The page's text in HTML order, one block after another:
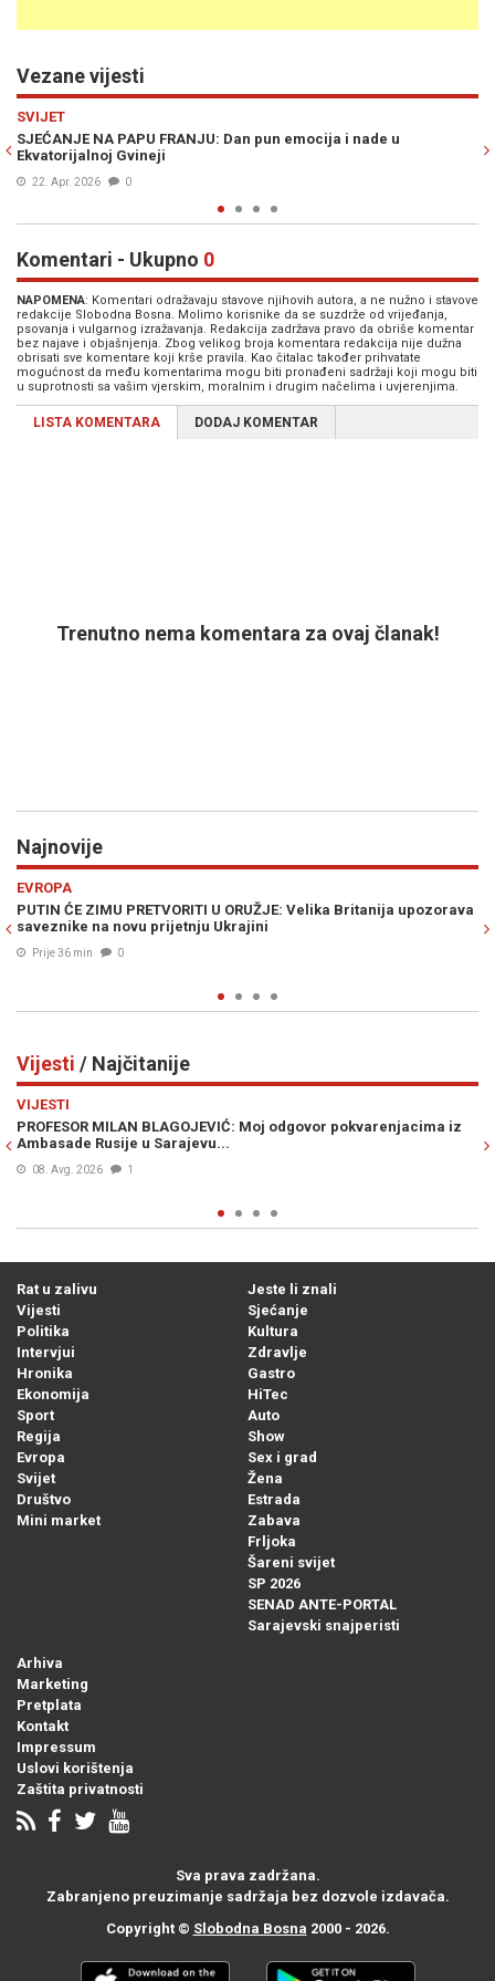
Vezane vijesti
REKORDNA PRODAJA: Fotoaparat pape Franja prodat za 6,5
miliona eura
23. Nov. 2025
Komentari - Ukupno 0
NAPOMENA: Komentari odražavaju stavove njihovih autora, a ne nužno i stavove
redakcije Slobodna Bosna. Molimo korisnike da se suzdrže od vrijeđanja,
psovanja i vulgarnog izražavanja. Redakcija zadržava pravo da obriše komentar
bez najave i objašnjenja. Zbog velikog broja komentara redakcija nije dužna
obrisati sve komentare koji krše pravila. Kao čitalac također prihvatate
mogućnost da među komentarima mogu biti pronađeni sadržaji koji mogu biti
u suprotnosti sa vašim vjerskim, moralnim i drugim načelima i uvjerenjima.
LISTA KOMENTARA DODAJ KOMENTAR
Trenutno nema komentara za ovaj članak!
Najnovije
upozorava SELAK RASPUDIĆ ŽESTOKO UDARILA NA PLENKOVIĆA: "Ovo
trenutak kada cijela Vlada treba pasti!"
Prije 47 min
Vijesti / Najčitanije
iz
ŠOK NA GRANICI: Ponesete li ovo voće u Hrvatsku, prijeti
kazna od nevjerovatnih 13.000 eura
07. Avg. 2026
Rat u zalivu
Vijesti
Politika
Intervjui
Hronika
Ekonomija
Sport
Regija
Evropa
Svijet
Društvo
Mini market
Jeste li znali
Sjećanje
Kultura
Zdravlje
Gastro
HiTec
Auto
Show
Sex i grad
Žena
Estrada
Zabava
Frljoka
Šareni svijet
SP 2026
SENAD ANTE-PORTAL
Sarajevski snajperisti
Arhiva
Marketing
Pretplata
Kontakt
Impressum
Uslovi korištenja
Zaštita privatnosti
Sva prava zadržana.
Zabranjeno preuzimanje sadržaja bez dozvole izdavača.
Copyright © Slobodna Bosna 2000 - 2026.